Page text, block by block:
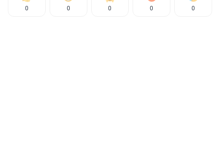
0 0 0 0 0